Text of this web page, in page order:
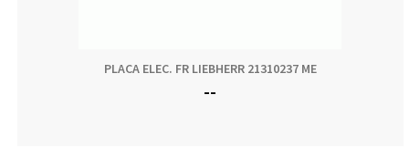
PLACA ELEC. FR LIEBHERR 21310237 ME
--